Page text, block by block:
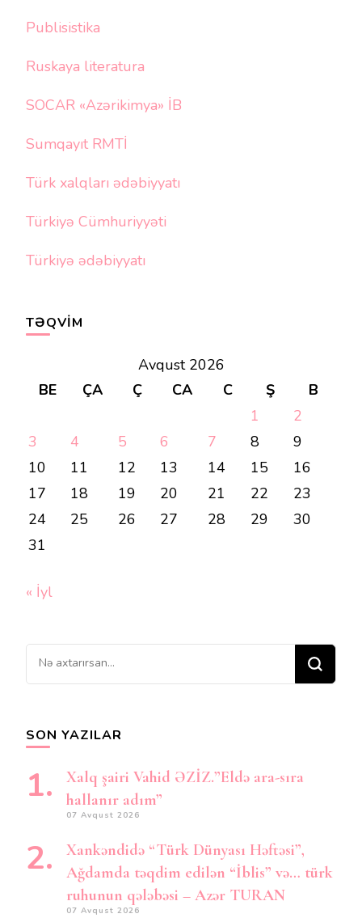
Publisistika
Ruskaya literatura
SOCAR «Azərikimya» İB
Sumqayıt RMTİ
Türk xalqları ədəbiyyatı
Türkiyə Cümhuriyyəti
Türkiyə ədəbiyyatı
TƏQVIM
Avqust 2026
BE
ÇA Ç CA C Ş
B
1
2
3
4 5 6 7 8
9
10
11 12 13 14 15
16
17
18 19 20 21 22
23
24
25 26 27 28 29
30
31
« İyl
Bir
şey
SON YAZILAR
Xalq şairi Vahid ƏZİZ.”Eldə ara-sıra
hallanır adım”
07 Avqust 2026
Xankəndidə “Türk Dünyası Həftəsi”,
Ağdamda təqdim edilən “İblis” və… türk
ruhunun qələbəsi – Azər TURAN
07 Avqust 2026